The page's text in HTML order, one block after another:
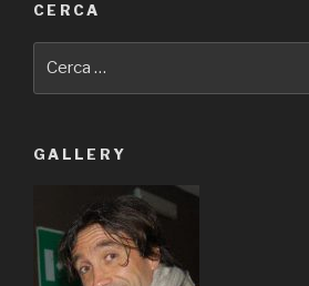
CERCA
GALLERY